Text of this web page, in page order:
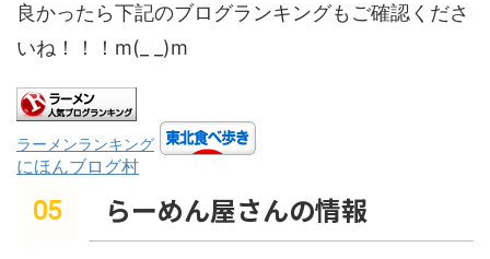
良かったら下記のブログランキングもご確認くださ
いね！！！m(_ _)m
ラーメンランキング
にほんブログ村
らーめん屋さんの情報